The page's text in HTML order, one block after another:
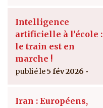
Intelligence
artificielle à l’école :
le train est en
marche !
5 fév 2026
Iran : Européens,